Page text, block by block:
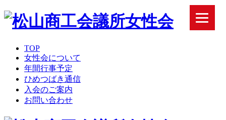
TOP
女性会について
年間行事予定
ひめつばき通信
入会のご案内
お問い合わせ